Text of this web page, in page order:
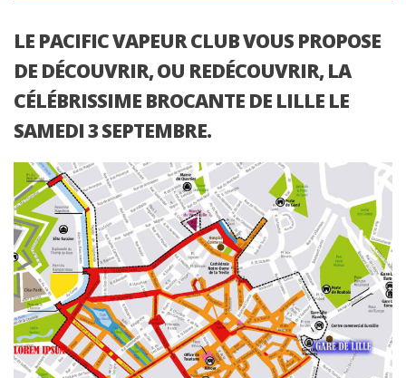
LE PACIFIC VAPEUR CLUB VOUS PROPOSE
DE DÉCOUVRIR, OU REDÉCOUVRIR, LA
CÉLÉBRISSIME BROCANTE DE LILLE LE
SAMEDI 3 SEPTEMBRE.